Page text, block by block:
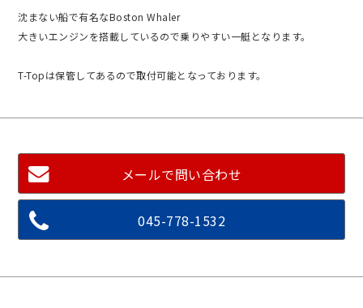
沈まない船で有名なBoston Whaler
大きいエンジンを搭載しているので乗りやすい一艇となります。
T-Topは保管してあるので取付可能となっております。
メールで問い合わせ
045-778-1532